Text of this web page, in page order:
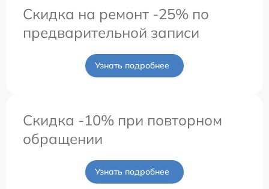
Скидка на ремонт -25% по
предварительной записи
Узнать подробнее
Скидка -10% при повторном
обращении
Узнать подробнее